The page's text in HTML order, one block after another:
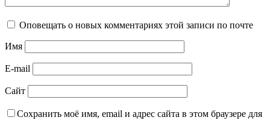
Оповещать о новых комментариях этой записи по почте
Имя
E-mail
Сайт
Сохранить моё имя, email и адрес сайта в этом браузере для